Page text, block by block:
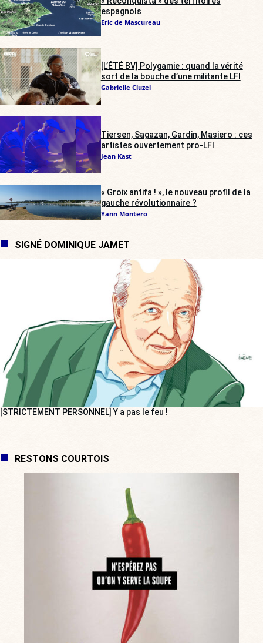
espagnols
Eric de Mascureau
[L’ÉTÉ BV] Polygamie : quand la vérité
sort de la bouche d’une militante LFI
Gabrielle Cluzel
Tiersen, Sagazan, Gardin, Masiero : ces
artistes ouvertement pro-LFI
Jean Kast
« Groix antifa ! », le nouveau profil de la
gauche révolutionnaire ?
Yann Montero
SIGNÉ DOMINIQUE JAMET
[STRICTEMENT PERSONNEL] Y a pas le feu !
RESTONS COURTOIS